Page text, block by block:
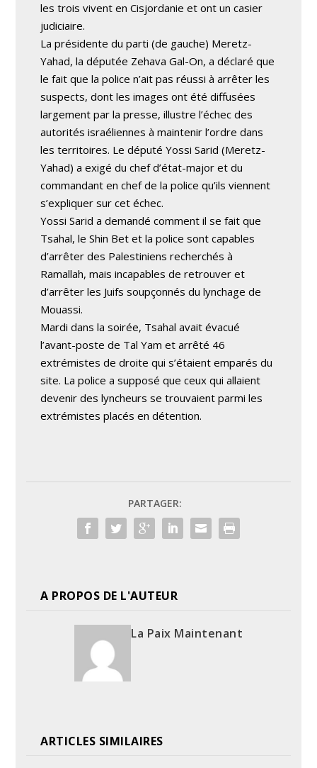
les trois vivent en Cisjordanie et ont un casier
judiciaire.
La présidente du parti (de gauche) Meretz-
Yahad, la députée Zehava Gal-On, a déclaré que
le fait que la police n’ait pas réussi à arrêter les
suspects, dont les images ont été diffusées
largement par la presse, illustre l’échec des
autorités israéliennes à maintenir l’ordre dans
les territoires. Le député Yossi Sarid (Meretz-
Yahad) a exigé du chef d’état-major et du
commandant en chef de la police qu’ils viennent
s’expliquer sur cet échec.
Yossi Sarid a demandé comment il se fait que
Tsahal, le Shin Bet et la police sont capables
d’arrêter des Palestiniens recherchés à
Ramallah, mais incapables de retrouver et
d’arrêter les Juifs soupçonnés du lynchage de
Mouassi.
Mardi dans la soirée, Tsahal avait évacué
l’avant-poste de Tal Yam et arrêté 46
extrémistes de droite qui s’étaient emparés du
site. La police a supposé que ceux qui allaient
devenir des lyncheurs se trouvaient parmi les
extrémistes placés en détention.
PARTAGER:
A PROPOS DE L'AUTEUR
La Paix Maintenant
ARTICLES SIMILAIRES